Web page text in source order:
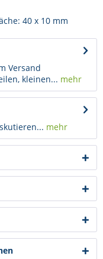
40 x 10 mm
Versand
kleinen... mehr
mehr